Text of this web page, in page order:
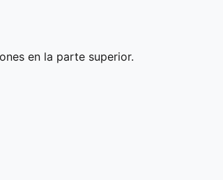
en la parte superior.